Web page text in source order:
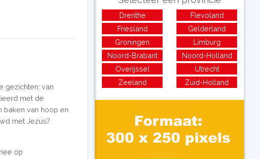
gezichten: van
met de
baken van hoop en
met Jezus?
op
Drenthe
Flevoland
Friesland
Gelderland
Groningen
Limburg
Noord-Brabant
Noord-Holland
Overijssel
Utrecht
Zeeland
Zuid-Holland